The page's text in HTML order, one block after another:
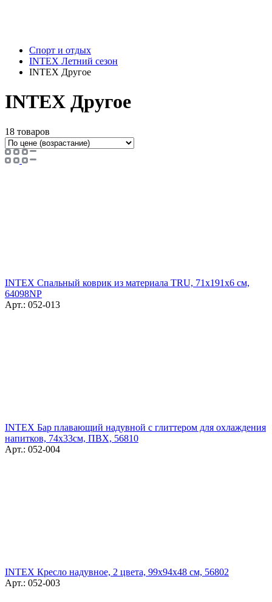
Спорт и отдых
INTEX Летний сезон
INTEX Другое
INTEX Другое
18 товаров
INTEX Спальный коврик из материала TRU, 71x191x6 см,
64098NP
Арт.: 052-013
INTEX Бар плавающий надувной с глиттером для охлаждения
напитков, 74x33см, ПВХ, 56810
Арт.: 052-004
INTEX Кресло надувное, 2 цвета, 99x94x48 см, 56802
Арт.: 052-003